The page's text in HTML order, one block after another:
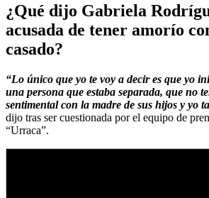
¿Qué dijo Gabriela
acusada de tener amorío
casado?
“Lo único que yo te voy a decir es que yo
una persona que estaba separada, que no
sentimental con la madre de sus hijos y yo
dijo tras ser cuestionada por el equipo de
“Urraca”.